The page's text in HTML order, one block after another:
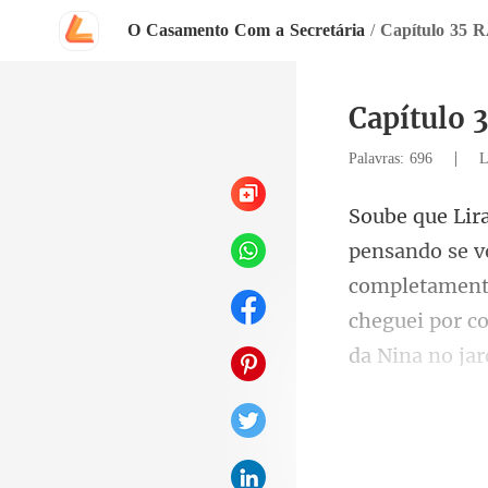
O Casamento Com a Secretária / Capítulo 35
Capítulo
Palavras: 696 |
cheguei po